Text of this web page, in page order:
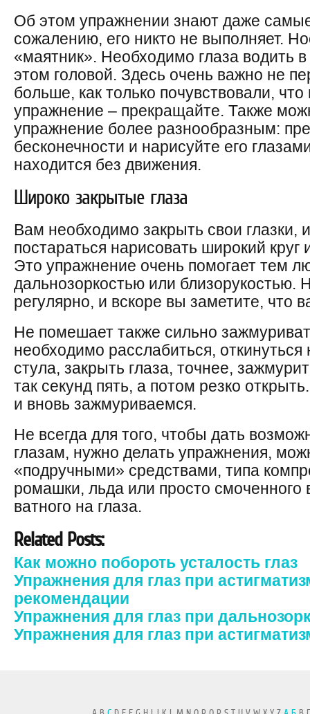
Об этом упражнении знают даже
сожалению, его никто не выполняет.
«маятник». Необходимо глаза водить
этом головой. Здесь очень важно не
больше, как только почувствовали, что
упражнение – прекращайте. Также
упражнение более разнообразным:
бесконечности и нарисуйте его
находится без движения.
Широко закрытые глаза
Вам необходимо закрыть свои глазки,
постараться нарисовать широкий круг
Это упражнение очень помогает тем
дальнозоркостью или близорукостью.
регулярно, и вскоре вы заметите, что
Не помешает также сильно
необходимо расслабиться, откинуться
стула, закрыть глаза, точнее,
так секунд пять, а потом резко
и вновь зажмуриваемся.
Не всегда для того, чтобы дать
глазам, нужно делать упражнения,
«подручными» средствами, типа
ромашки, льда или просто смоченного
ватного на глаза.
Related Posts:
Как можно побороть усталость глаз
Упражнения для глаз при
рекомендации
Упражнения для глаз при
Упражнения для глаз при